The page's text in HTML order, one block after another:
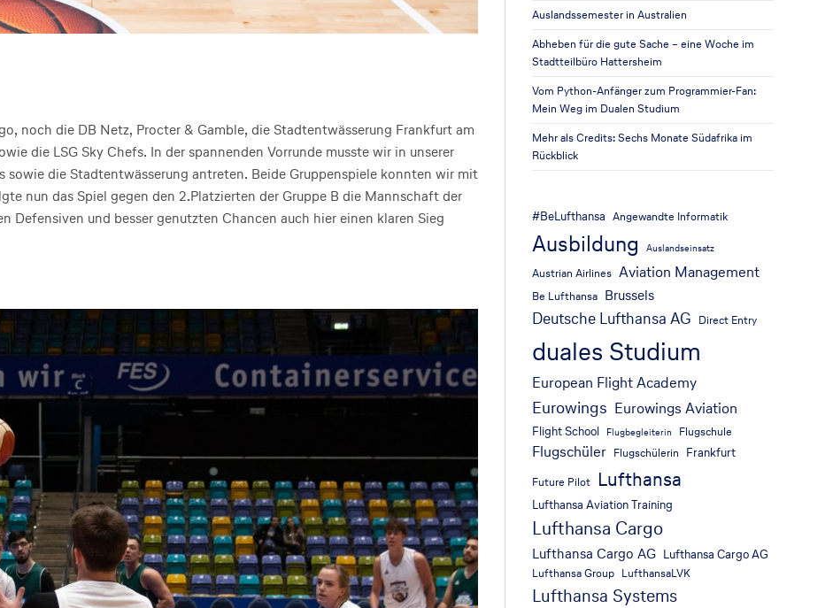
noch die DB Netz, Procter & Gamble, die Stadtentwässerung Frankfurt am
die LSG Sky Chefs. In der spannenden Vorrunde musste wir in unserer
sowie die Stadtentwässerung antreten. Beide Gruppenspiele konnten wir mit
nun das Spiel gegen den 2.Platzierten der Gruppe B die Mannschaft der
Defensiven und besser genutzten Chancen auch hier einen klaren Sieg
Auslandssemester in Australien
Abheben für die gute Sache – eine Woche im
Stadtteilbüro Hattersheim
Vom Python-Anfänger zum Programmier-Fan:
Mein Weg im Dualen Studium
Mehr als Credits: Sechs Monate Südafrika im
Rückblick
#BeLufthansa Angewandte Informatik
Ausbildung Auslandseinsatz
Austrian Airlines Aviation Management
Be Lufthansa Brussels
Deutsche Lufthansa AG Direct Entry
duales Studium
European Flight Academy
Eurowings Eurowings Aviation
Flight School Flugbegleiterin Flugschule
Flugschüler Flugschülerin Frankfurt
Future Pilot Lufthansa
Lufthansa Aviation Training
Lufthansa Cargo
Lufthansa Cargo AG Lufthansa Cargo AG
Lufthansa Group LufthansaLVK
Lufthansa Systems